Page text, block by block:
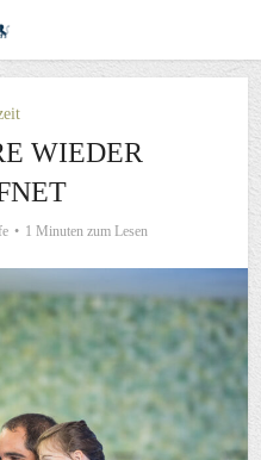
WIEDER
1 Minuten zum Lesen